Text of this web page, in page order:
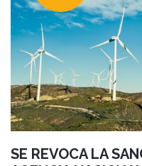
SE REVOCA LA